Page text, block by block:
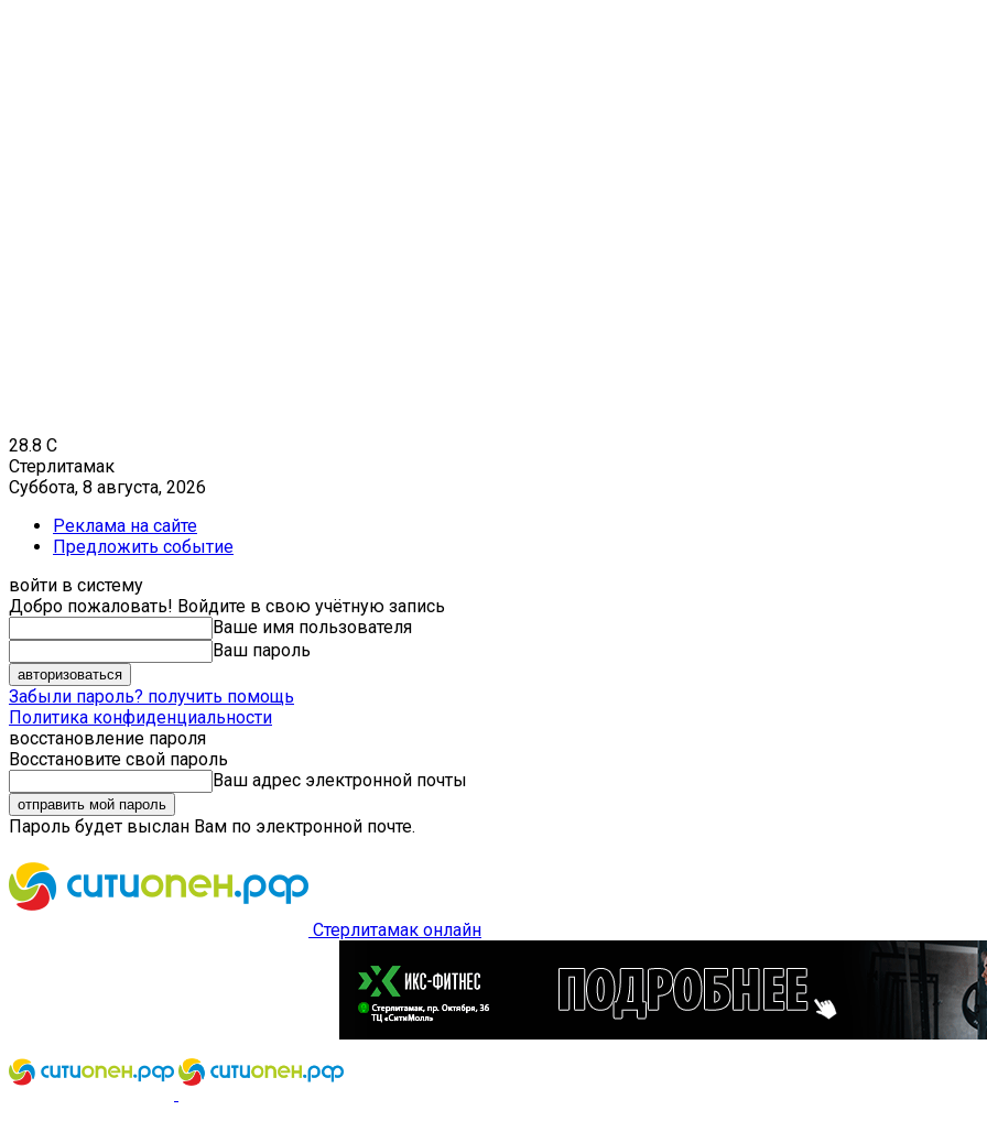
28.8 C
Стерлитамак
Суббота, 8 августа, 2026
Реклама на сайте
Предложить событие
войти в систему
Добро пожаловать! Войдите в свою учётную запись
Ваше имя пользователя
Ваш пароль
Забыли пароль? получить помощь
Политика конфиденциальности
восстановление пароля
Восстановите свой пароль
Ваш адрес электронной почты
Пароль будет выслан Вам по электронной почте.
Стерлитамак онлайн